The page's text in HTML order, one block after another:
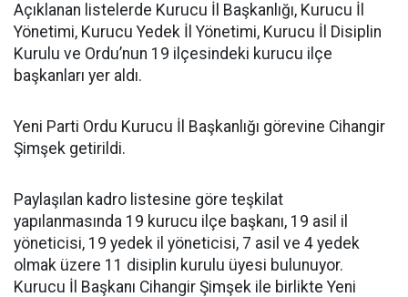
Açıklanan listelerde Kurucu İl Başkanlığı, Kurucu İl
Yönetimi, Kurucu Yedek İl Yönetimi, Kurucu İl Disiplin
Kurulu ve Ordu’nun 19 ilçesindeki kurucu ilçe
başkanları yer aldı.
Yeni Parti Ordu Kurucu İl Başkanlığı görevine Cihangir
Şimşek getirildi.
Paylaşılan kadro listesine göre teşkilat
yapılanmasında 19 kurucu ilçe başkanı, 19 asil il
yöneticisi, 19 yedek il yöneticisi, 7 asil ve 4 yedek
olmak üzere 11 disiplin kurulu üyesi bulunuyor.
Kurucu İl Başkanı Cihangir Şimşek ile birlikte Yeni